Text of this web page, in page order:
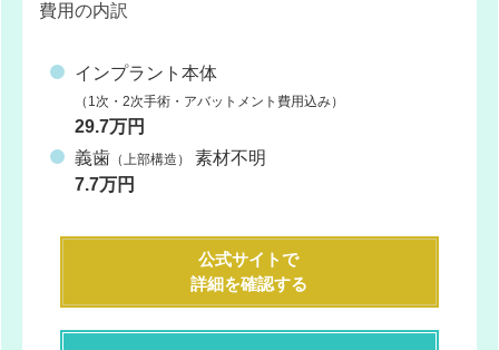
費用の内訳
インプラント本体
（1次・2次手術・アバットメント費用込み）
29.7万円
義歯 （上部構造）
素材不明
7.7万円
公式サイトで
詳細を確認する